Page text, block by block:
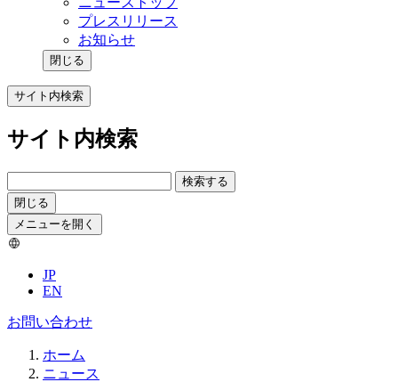
プレスリリース
お知らせ
閉じる
サイト内検索
サイト内検索
検索する
閉じる
メニューを開く
JP
EN
お問い合わせ
ホーム
ニュース